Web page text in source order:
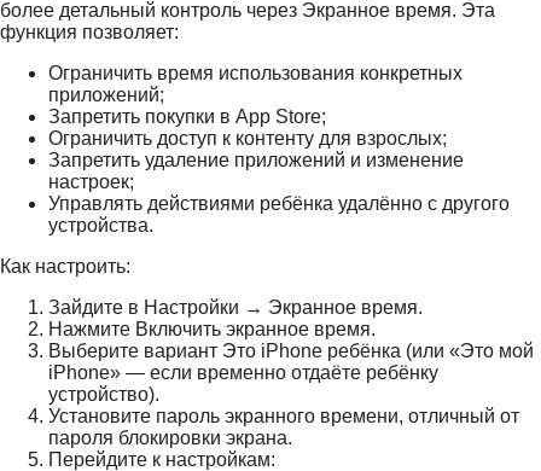
более детальный контроль через Экранное время. Эта
функция позволяет:
Ограничить время использования конкретных
приложений;
Запретить покупки в App Store;
Ограничить доступ к контенту для взрослых;
Запретить удаление приложений и изменение
настроек;
Управлять действиями ребёнка удалённо с другого
устройства.
Как настроить:
Зайдите в Настройки → Экранное время.
Нажмите Включить экранное время.
Выберите вариант Это iPhone ребёнка (или «Это мой
iPhone» — если временно отдаёте ребёнку
устройство).
Установите пароль экранного времени, отличный от
пароля блокировки экрана.
Перейдите к настройкам: